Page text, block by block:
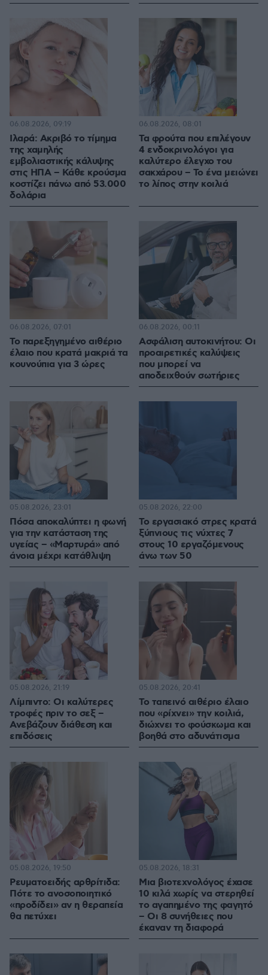
Ιλαρά: Ακριβό το τίμημα
της χαμηλής
εμβολιαστικής κάλυψης
στις ΗΠΑ – Κάθε κρούσμα
κοστίζει πάνω από 53.000
δολάρια
06.08.2026, 09:19
Τα φρούτα που επιλέγουν
4 ενδοκρινολόγοι για
καλύτερο έλεγχο του
σακχάρου – Το ένα μειώνει
το λίπος στην κοιλιά
06.08.2026, 08:01
Το παρεξηγημένο αιθέριο
έλαιο που κρατά μακριά τα
κουνούπια για 3 ώρες
06.08.2026, 07:01
Ασφάλιση αυτοκινήτου: Οι
προαιρετικές καλύψεις
που μπορεί να
αποδειχθούν σωτήριες
06.08.2026, 00:11
Πόσα αποκαλύπτει η φωνή
για την κατάσταση της
υγείας – «Μαρτυρά» από
άνοια μέχρι κατάθλιψη
05.08.2026, 23:01
Το εργασιακό στρες κρατά
ξύπνιους τις νύχτες 7
στους 10 εργαζόμενους
άνω των 50
05.08.2026, 22:00
Λίμπιντο: Οι καλύτερες
τροφές πριν το σεξ –
Ανεβάζουν διάθεση και
επιδόσεις
05.08.2026, 21:19
Το ταπεινό αιθέριο έλαιο
που «ρίχνει» την κοιλιά,
διώχνει το φούσκωμα και
βοηθά στο αδυνάτισμα
05.08.2026, 20:41
Ρευματοειδής αρθρίτιδα:
Πότε το ανοσοποιητικό
«προδίδει» αν η θεραπεία
θα πετύχει
05.08.2026, 19:50
Μια βιοτεχνολόγος έχασε
10 κιλά χωρίς να στερηθεί
το αγαπημένο της φαγητό
– Οι 8 συνήθειες που
έκαναν τη διαφορά
05.08.2026, 18:31